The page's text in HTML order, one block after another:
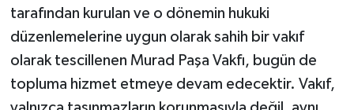
tarafından kurulan ve o dönemin hukuki
düzenlemelerine uygun olarak sahih bir vakıf
olarak tescillenen Murad Paşa Vakfı, bugün de
topluma hizmet etmeye devam edecektir. Vakıf,